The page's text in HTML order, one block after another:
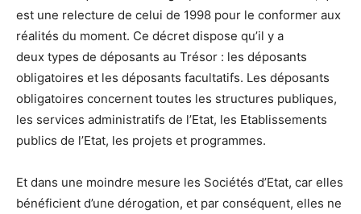
est une relecture de celui de 1998 pour le conformer aux
réalités du moment. Ce décret dispose qu’il y a
deux types de déposants au Trésor : les déposants
obligatoires et les déposants facultatifs. Les déposants
obligatoires concernent toutes les structures publiques,
les services administratifs de l’Etat, les Etablissements
publics de l’Etat, les projets et programmes.
Et dans une moindre mesure les Sociétés d’Etat, car elles
bénéficient d’une dérogation, et par conséquent, elles ne